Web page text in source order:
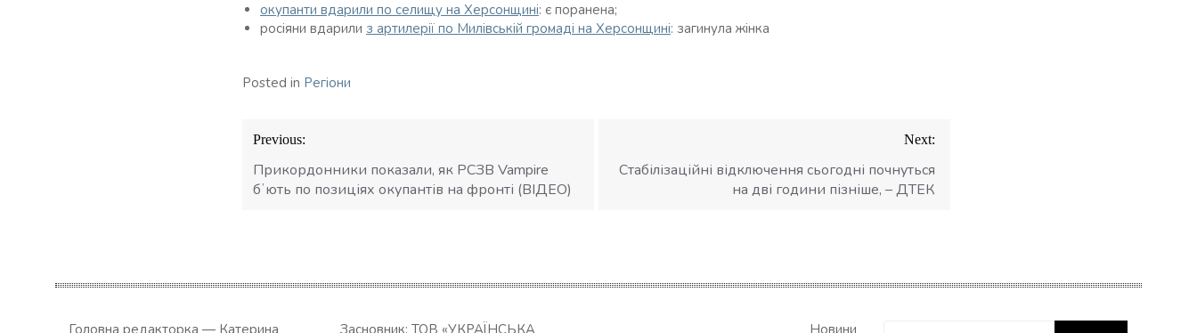
окупанти вдарили по селищу на Херсонщині: є поранена;
росіяни вдарили з артилерії по Милівській громаді на Херсонщині: загинула жінка
Posted in Регіони
Навігація
записів
Previous:
Прикордонники показали, як РСЗВ Vampire
бʼють по позиціях окупантів на фронті (ВІДЕО)
Next:
Стабілізаційні відключення сьогодні почнуться
на дві години пізніше, – ДТЕК
Головна редакторка — Катерина Засновник: ТОВ «УКРАЇНСЬКА Новини